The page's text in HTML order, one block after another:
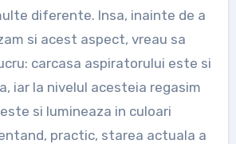
diferente. Insa, inainte de a
si acest aspect, vreau sa
carcasa aspiratorului este si
iar la nivelul acesteia regasim
si lumineaza in culoari
practic, starea actuala a